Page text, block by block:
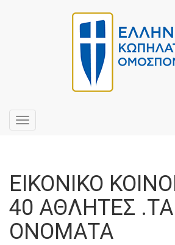
Toggle
navigation
ΕΙΚΟΝΙΚΟ
40 ΑΘΛΗΤΕΣ .ΤΑ
ΟΝΟΜΑΤΑ